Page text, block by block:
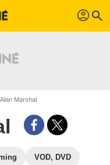
profil search
Alan Marshal
VOD, DVD